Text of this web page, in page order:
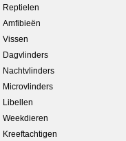
Reptielen
Amfibieën
Vissen
Dagvlinders
Nachtvlinders
Microvlinders
Libellen
Weekdieren
Kreeftachtigen